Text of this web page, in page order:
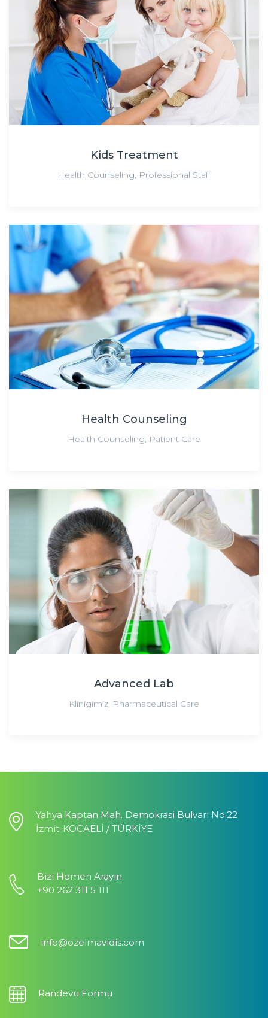
Kids Treatment
Health Counseling, Professional Staff
Health Counseling
Health Counseling, Patient Care
Advanced Lab
Klinigimiz, Pharmaceutical Care
Yahya Kaptan Mah. Demokrasi Bulvarı No:22
İzmit-KOCAELİ / TÜRKİYE
Bizi Hemen Arayın
+90 262 311 5 111
info@ozelmavidis.com
Randevu Formu